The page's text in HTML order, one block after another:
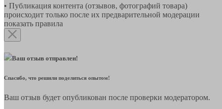
• Публикация контента (отзывов, фотографий товара)
происходит только после их предварительной модерации
показать правила
Ваш отзыв отправлен!
Спасибо, что решили поделиться опытом!
Ваш отзыв будет опубликован после проверки модератором.